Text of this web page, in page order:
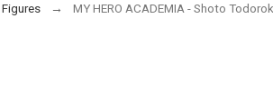
Figures MY HERO ACADEMIA - Shoto